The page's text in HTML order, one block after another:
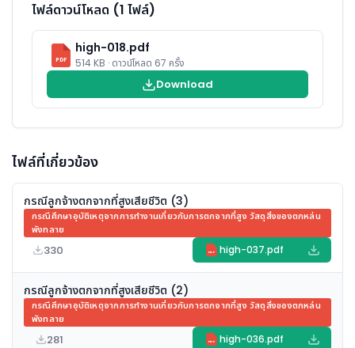
ไฟล์ดาวน์โหลด (1 ไฟล์)
PDF
high-018.pdf
514 KB · ดาวน์โหลด 67 ครั้ง
Download
ไฟล์ที่เกี่ยวข้อง
กรณีลูกจ้างตกจากที่สูงเสียชีวิต (3)
กรณีศึกษาอุบัติเหตุจากการทำงานเกี่ยวกับการตกจากที่สูง วัสดุสิ่งของตกหล่น
พังทลาย
330 PDF high-037.pdf
กรณีลูกจ้างตกจากที่สูงเสียชีวิต (2)
กรณีศึกษาอุบัติเหตุจากการทำงานเกี่ยวกับการตกจากที่สูง วัสดุสิ่งของตกหล่น
พังทลาย
281 PDF high-036.pdf